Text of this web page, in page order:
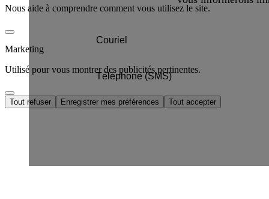
Nous aide à comprendre comment vous utilisez le site.
Marketing
Utilisé pour vous montrer des publicités pertinentes.
Tout refuser Enregistrer mes préférences Tout accepter